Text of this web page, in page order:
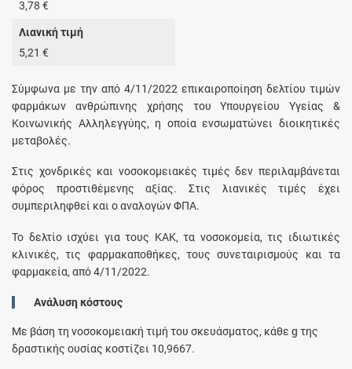
3,78 €
Λιανική τιμή
5,21 €
Σύμφωνα με την από 4/11/2022 επικαιροποίηση δελτίου τιμών
φαρμάκων ανθρώπινης χρήσης του Υπουργείου Υγείας &
Κοινωνικής Αλληλεγγύης, η οποία ενσωματώνει διοικητικές
μεταβολές.
Στις χονδρικές και νοσοκομειακές τιμές δεν περιλαμβάνεται
φόρος προστιθέμενης αξίας. Στις λιανικές τιμές έχει
συμπεριληφθεί και ο αναλογών ΦΠΑ.
Το δελτίο ισχύει για τους ΚΑΚ, τα νοσοκομεία, τις ιδιωτικές
κλινικές, τις φαρμακαποθήκες, τους συνεταιρισμούς και τα
φαρμακεία, από 4/11/2022.
Ανάλυση κόστους
Με βάση τη νοσοκομειακή τιμή του σκευάσματος, κάθεg της
δραστικής ουσίας κοστίζει 10,9667.